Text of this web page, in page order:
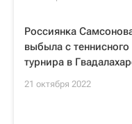
Россиянка
выбыла с теннисного
турнира в
21 октября 2022